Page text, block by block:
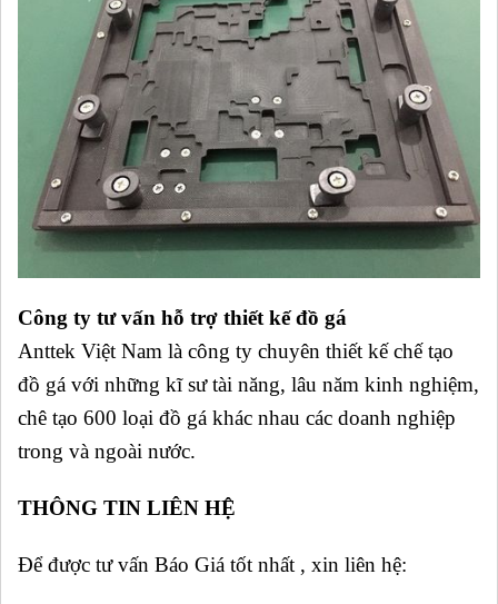
Công ty tư vấn hỗ trợ thiết kế đồ gá
Anttek Việt Nam là công ty chuyên thiết kế chế tạo
đồ gá với những kĩ sư tài năng, lâu năm kinh nghiệm,
chê tạo 600 loại đồ gá khác nhau các doanh nghiệp
trong và ngoài nước.
THÔNG TIN LIÊN HỆ
Để được tư vấn Báo Giá tốt nhất , xin liên hệ: